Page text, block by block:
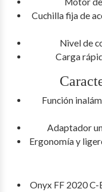
Cuchilla fija de
Nivel de
Carga
Función
Adaptador
Ergonomía y
Onyx FF 2020 C-